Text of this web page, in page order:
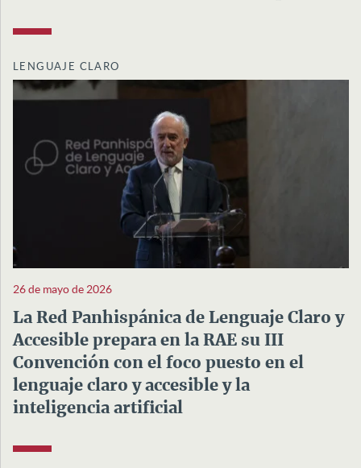
LENGUAJE CLARO
26 de mayo de 2026
La Red Panhispánica de Lenguaje Claro y
Accesible prepara en la RAE su III
Convención con el foco puesto en el
lenguaje claro y accesible y la
inteligencia artificial